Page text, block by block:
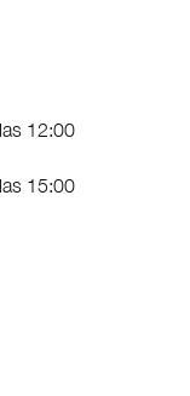
12:00
15:00